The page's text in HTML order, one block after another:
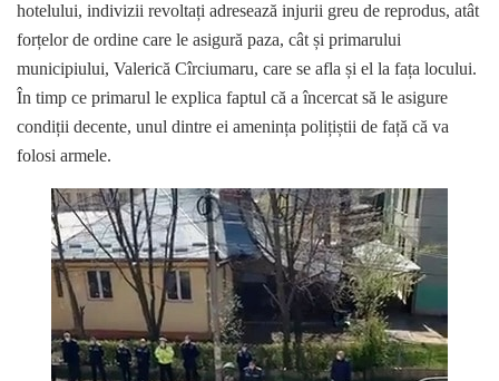
hotelului, indivizii revoltați adresează injurii greu de reprodus, atât
forțelor de ordine care le asigură paza, cât și primarului
municipiului, Valerică Cîrciumaru, care se afla și el la fața locului.
În timp ce primarul le explica faptul că a încercat să le asigure
condiții decente, unul dintre ei amenința polițiștii de față că va
folosi armele.